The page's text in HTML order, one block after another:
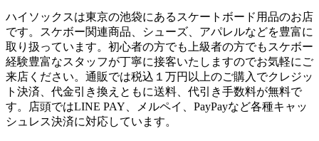
ゲ
ー
シ
ョ
ン
ハイソックスは東京の池袋にあるスケートボード用品のお店
です。スケボー関連商品、シューズ、アパレルなどを豊富に
取り扱っています。初心者の方でも上級者の方でもスケボー
経験豊富なスタッフが丁寧に接客いたしますのでお気軽にご
来店ください。通販では税込１万円以上のご購入でクレジッ
ト決済、代金引き換えともに送料、代引き手数料が無料で
す。店頭ではLINE PAY、メルペイ、PayPayなど各種キャッ
シュレス決済に対応しています。